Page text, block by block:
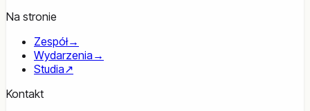
Na stronie
Zespół→
Wydarzenia →
Studia↗
Kontakt